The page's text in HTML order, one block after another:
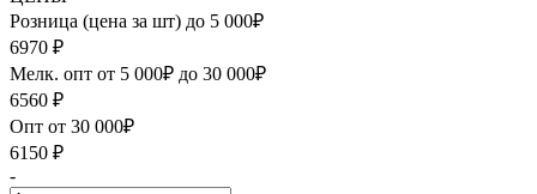
Розница (цена за шт) до 5 000₽
6970 ₽
Мелк. опт от 5 000₽ до 30 000₽
6560 ₽
Опт от 30 000₽
6150 ₽
-